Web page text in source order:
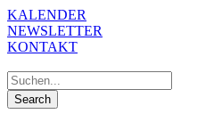
KALENDER
NEWSLETTER
KONTAKT